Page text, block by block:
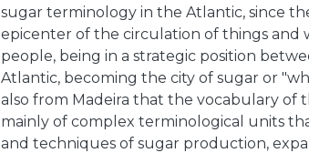
sugar terminology in the Atlantic, since
epicenter of the circulation of things and
people, being in a strategic position
Atlantic, becoming the city of sugar or
also from Madeira that the vocabulary of
mainly of complex terminological units
and techniques of sugar production,